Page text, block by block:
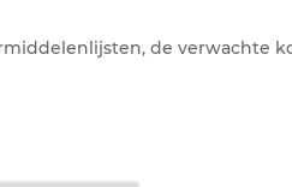
de verwachte